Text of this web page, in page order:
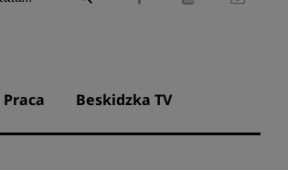
Praca Beskidzka TV